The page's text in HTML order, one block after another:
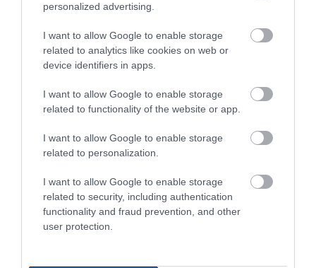
personalized advertising.
I want to allow Google to enable storage
related to analytics like cookies on web or
device identifiers in apps.
I want to allow Google to enable storage
related to functionality of the website or app.
I want to allow Google to enable storage
related to personalization.
I want to allow Google to enable storage
related to security, including authentication
functionality and fraud prevention, and other
user protection.